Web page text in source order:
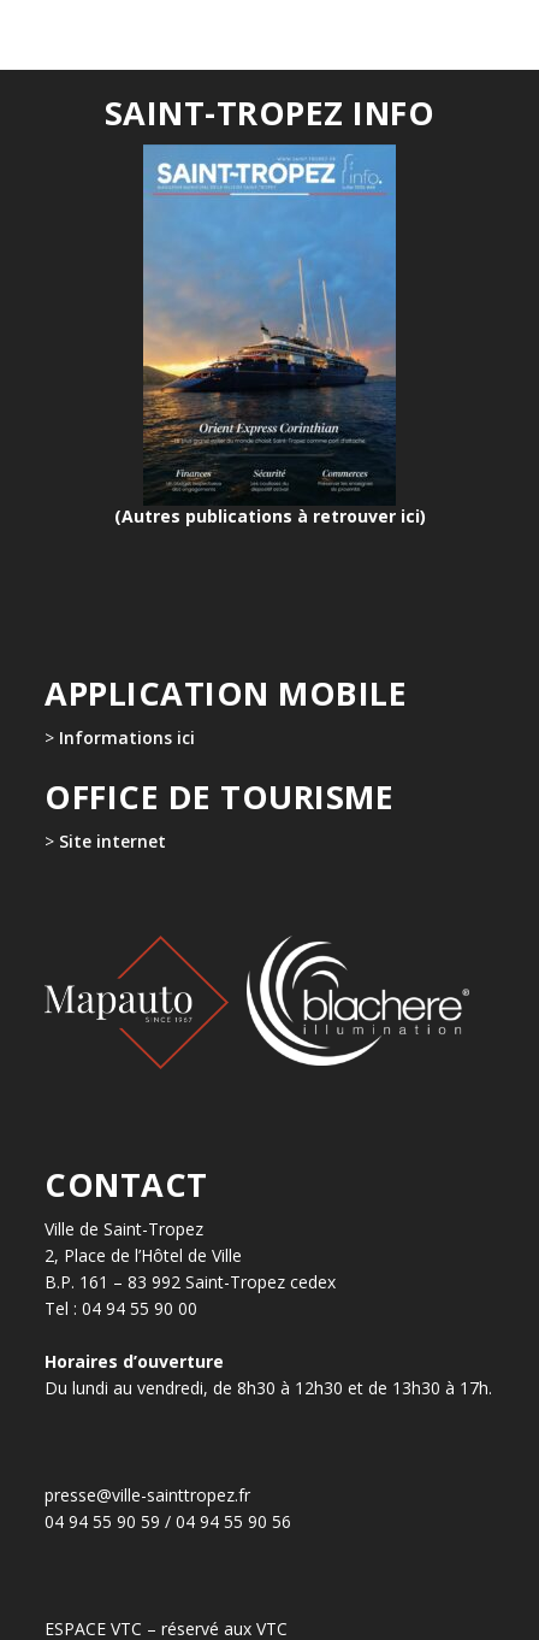
SAINT-TROPEZ INFO
(Autres publications à retrouver ici)
APPLICATION MOBILE
> Informations ici
OFFICE DE TOURISME
> Site internet
CONTACT
Ville de Saint-Tropez
2, Place de l’Hôtel de Ville
B.P. 161 – 83 992 Saint-Tropez cedex
Tel : 04 94 55 90 00
Horaires d’ouverture
Du lundi au vendredi, de 8h30 à 12h30 et de 13h30 à 17h.
presse@ville-sainttropez.fr
04 94 55 90 59 / 04 94 55 90 56
ESPACE VTC – réservé aux VTC